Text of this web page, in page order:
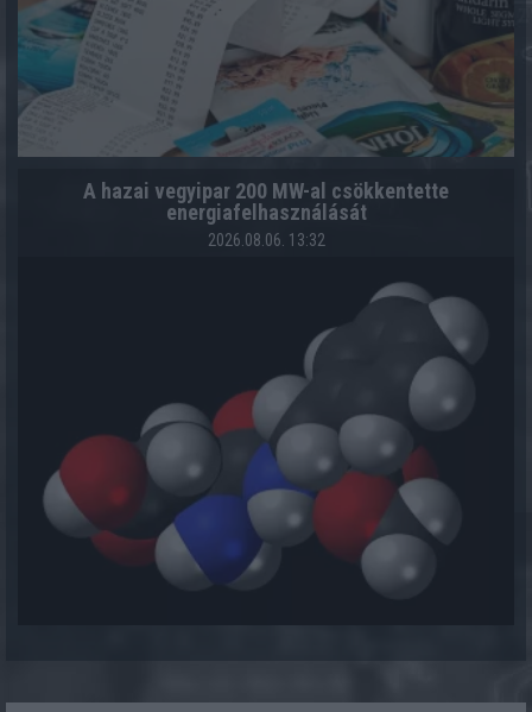
A hazai vegyipar 200 MW-al csökkentette
energiafelhasználását
2026.08.06. 13:32